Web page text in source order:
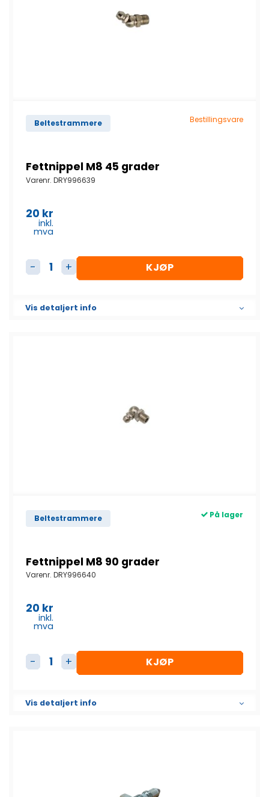
Beltestrammere Bestillingsvare
Fettnippel M8 45 grader
Varenr. DRY996639
20 kr
inkl.
mva
Fettnippel M8 45 grader antall
KJØP
Vis detaljert info
Beltestrammere På lager
Fettnippel M8 90 grader
Varenr. DRY996640
20 kr
inkl.
mva
Fettnippel M8 90 grader antall
KJØP
Vis detaljert info